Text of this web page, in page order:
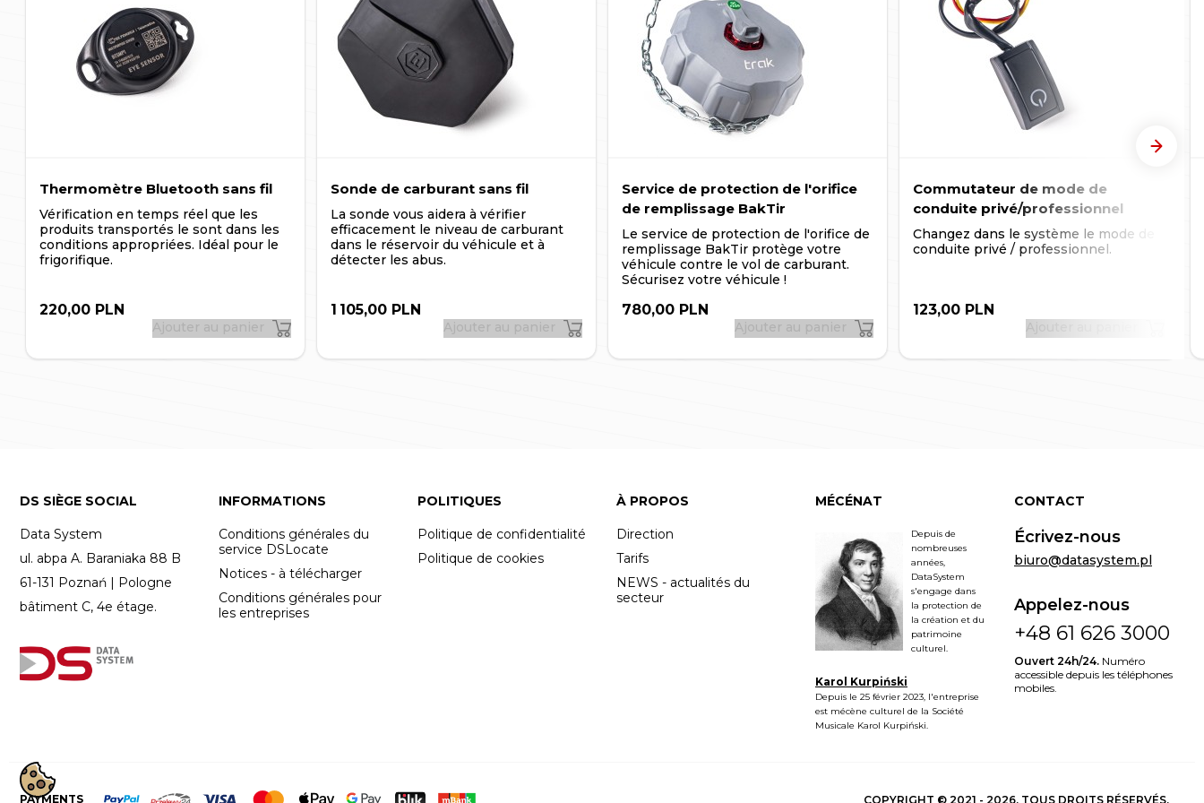
pas utilisée sur smartphone, les notifications sont envoyées à l'adresse e-mail indiquée lors de la
création du compte dans le système DSLocate, accessible depuis le navigateur sur un ordinateur
classique.
Thermomètre Bluetooth sans fil
Vérification en temps réel que les
produits transportés le sont dans les
conditions appropriées. Idéal pour le
frigorifique.
220,00 PLN
Ajouter au panier
Sonde de carburant sans fil
La sonde vous aidera à vérifier
efficacement le niveau de carburant
dans le réservoir du véhicule et à
détecter les abus.
1 105,00 PLN
Ajouter au panier
Service de protection de l'orifice
de remplissage BakTir
Le service de protection de l'orifice de
remplissage BakTir protège votre
véhicule contre le vol de carburant.
Sécurisez votre véhicule !
780,00 PLN
Ajouter au panier
Commutateur de mode de
conduite privé/professionnel
Changez dans le système le mode de
conduite privé / professionnel.
123,00 PLN
DS SIÈGE SOCIAL
Data System
ul. abpa A. Baraniaka 88 B
61-131 Poznań | Pologne
bâtiment C, 4e étage.
INFORMATIONS
Conditions générales du
service DSLocate
Notices - à télécharger
Conditions générales pour
les entreprises
POLITIQUES
Politique de confidentialité
Politique de cookies
À PROPOS
Direction
Tarifs
NEWS - actualités du
secteur
MÉCÉNAT
Depuis de
nombreuses
années,
DataSystem
s'engage dans
la protection de
la création et du
patrimoine
culturel.
Karol Kurpiński
Depuis le 25 février 2023, l'entreprise
est mécène culturel de la Société
Musicale Karol Kurpiński.
CONTACT
Écrivez-nous
biuro@datasystem.pl
Appelez-nous
+48 61 626 3000
Ouvert 24h/24. Numéro
accessible depuis les téléphones
mobiles.
PAYMENTS COPYRIGHT © 2021 - 2026. TOUS DROITS RÉSERVÉS.